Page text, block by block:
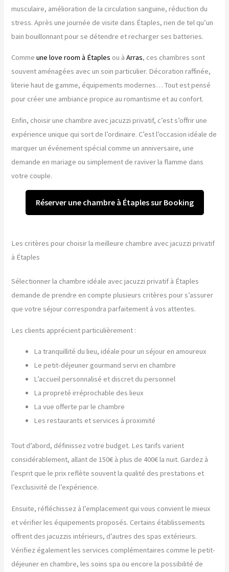
musculaire, amélioration de la circulation sanguine, réduction du
stress. Après une journée de visite dans Étaples, rien de tel qu’un
bain bouillonnant pour se détendre et recharger ses batteries.
Comme une love room à Étaples ou àArras, ces chambres sont
souvent aménagées avec un soin particulier. Décoration raffinée,
literie haut de gamme, équipements modernes… Tout est pensé
pour créer une ambiance propice au romantisme et au confort.
Enfin, choisir une chambre avec jacuzzi privatif, c’est s’offrir une
expérience unique qui sort de l’ordinaire. C’est l’occasion idéale de
marquer un événement spécial comme un anniversaire, une
demande en mariage ou simplement de raviver la flamme dans
votre couple.
Réserver une chambre à Étaples sur Booking
Les critères pour choisir la meilleure chambre avec jacuzzi privatif
à Étaples
Sélectionner la chambre idéale avec jacuzzi privatif à Étaples
demande de prendre en compte plusieurs critères pour s’assurer
que votre séjour correspondra parfaitement à vos attentes.
Les clients apprécient particulièrement :
La tranquillité du lieu, idéale pour un séjour en amoureux
Le petit-déjeuner gourmand servi en chambre
L’accueil personnalisé et discret du personnel
La propreté irréprochable des lieux
La vue offerte par le chambre
Les restaurants et services à proximité
Tout d’abord, définissez votre budget. Les tarifs varient
considérablement, allant de 150€ à plus de 400€ la nuit. Gardez à
l’esprit que le prix reflète souvent la qualité des prestations et
l’exclusivité de l’expérience.
Ensuite, réfléchissez à l’emplacement qui vous convient le mieux
et vérifier les équipements proposés. Certains établissements
offrent des jacuzzis intérieurs, d’autres des spas extérieurs.
Vérifiez également les services complémentaires comme le petit-
déjeuner en chambre, les soins spa ou encore la possibilité de